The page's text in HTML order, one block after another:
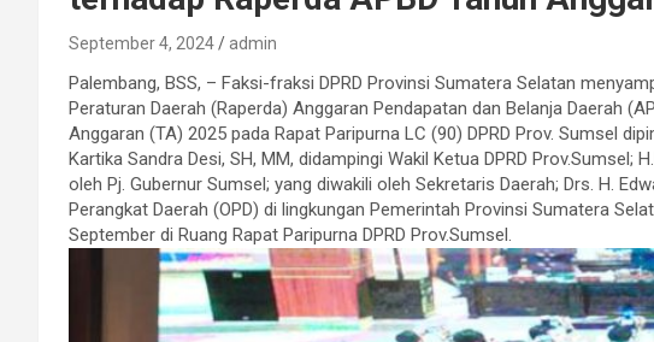
September 4, 2024 admin
Palembang, BSS, – Faksi-fraksi DPRD Provinsi Sumatera Selatan
Peraturan Daerah (Raperda) Anggaran Pendapatan dan Belanja Daerah
Anggaran (TA) 2025 pada Rapat Paripurna LC (90) DPRD Prov. Sumsel
Kartika Sandra Desi, SH, MM, didampingi Wakil Ketua DPRD Prov.Sumsel;
oleh Pj. Gubernur Sumsel; yang diwakili oleh Sekretaris Daerah; Drs. H.
Perangkat Daerah (OPD) di lingkungan Pemerintah Provinsi Sumatera
September di Ruang Rapat Paripurna DPRD Prov.Sumsel.